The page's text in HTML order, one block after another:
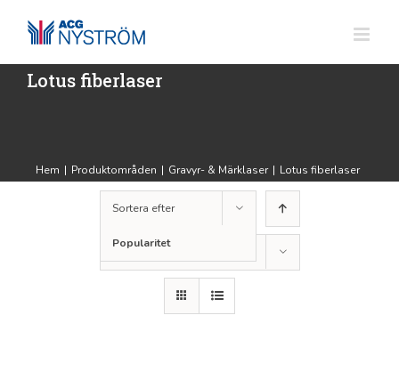
innehållet
Lotus fiberlaser
Hem | Produktområden | Gravyr- & Märklaser | Lotus fiberlaser
Sortera efter
Popularitet
Visa